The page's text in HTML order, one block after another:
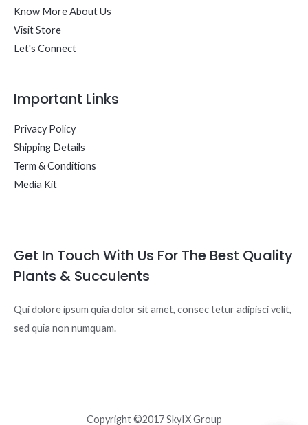
Know More About Us
Visit Store
Let's Connect
Important Links
Privacy Policy
Shipping Details
Term & Conditions
Media Kit
Get In Touch With Us For The Best Quality
Plants & Succulents
Qui dolore ipsum quia dolor sit amet, consec tetur adipisci velit,
sed quia non numquam.
Copyright ©2017 SkyIX Group